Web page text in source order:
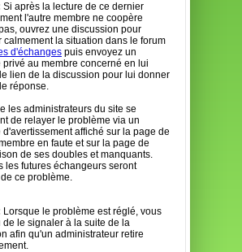
Si après la lecture de ce dernier
l'autre membre ne coopère
ouvrez une discussion pour
calmement la situation dans le forum
d'échanges puis envoyez un
privé au membre concerné en lui
lien de la discussion pour lui donner
réponse.
les administrateurs du site se
de relayer le problème via un
d'avertissement affiché sur la page de
en faute et sur la page de
de ses doubles et manquants.
les futures échangeurs seront
ce problème.
Lorsque le problème est réglé, vous
de le signaler à la suite de la
afin qu'un administrateur retire